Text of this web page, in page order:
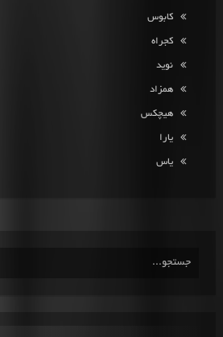
کابوس
کجراه
نوید
همزاد
هیچکس
یارا
یاس